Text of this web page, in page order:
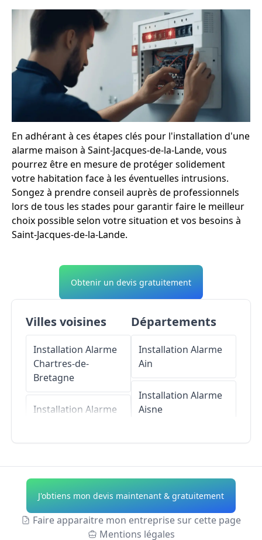
En adhérant à ces étapes clés pour l'installation d'une
alarme maison à Saint-Jacques-de-la-Lande, vous
pourrez être en mesure de protéger solidement
votre habitation face à les éventuelles intrusions.
Songez à prendre conseil auprès de professionnels
lors de tous les stades pour garantir faire le meilleur
choix possible selon votre situation et vos besoins à
Saint-Jacques-de-la-Lande.
Obtenir un devis gratuitement
Villes voisines
Installation Alarme
Chartres-de-
Bretagne
Installation Alarme
Bruz
Installation Alarme
Chavagne
Départements
Installation Alarme
Ain
Installation Alarme
Aisne
Installation Alarme
Alpes-de-Haute-
Provence
J'obtiens mon devis maintenant & gratuitement
Faire apparaitre mon entreprise sur cette page
Mentions légales